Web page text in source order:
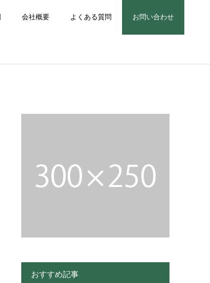
会社概要 よくある質問 お問い合わせ
おすすめ記事